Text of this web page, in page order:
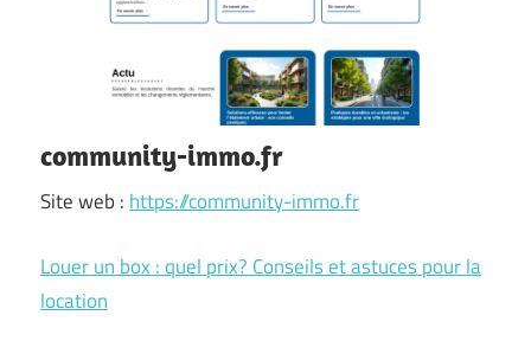
community-immo.fr
Site web : https://community-immo.fr
Louer un box : quel prix? Conseils et astuces pour la
location